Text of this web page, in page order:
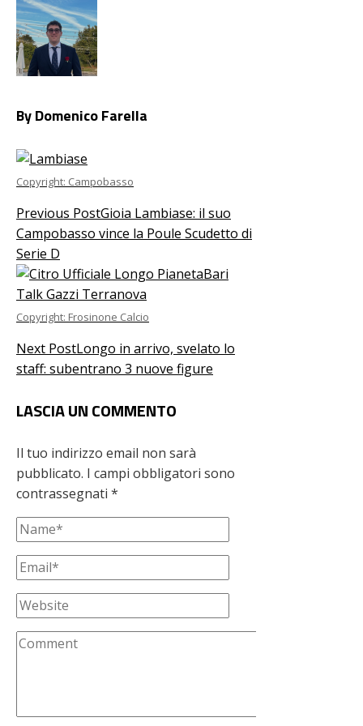
By Domenico Farella
Copyright: Campobasso
Previous PostGioia Lambiase: il suo
Campobasso vince la Poule Scudetto di
Serie D
Copyright: Frosinone Calcio
Next PostLongo in arrivo, svelato lo
staff: subentrano 3 nuove figure
LASCIA UN COMMENTO
Il tuo indirizzo email non sarà
pubblicato. I campi obbligatori sono
contrassegnati *